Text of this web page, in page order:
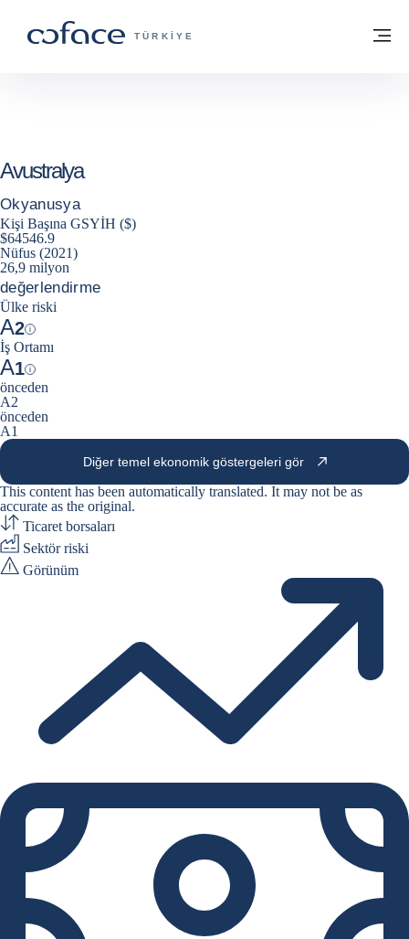
TICARET IÇIN COFACE - GRUP WEB
TÜRKIYE
ana sayfaya geri dön
Avustralya
Okyanusya
Kişi Başına GSYİH ($)
$64546.9
Nüfus (2021)
26,9 milyon
değerlendirme
Ülke riski
A2
Help
İş Ortamı
A1
Help
önceden
A2
önceden
A1
Diğer temel ekonomik göstergeleri gör
This content has been automatically translated. It may not be as
accurate as the original.
Ticaret borsaları
Sektör riski
Görünüm